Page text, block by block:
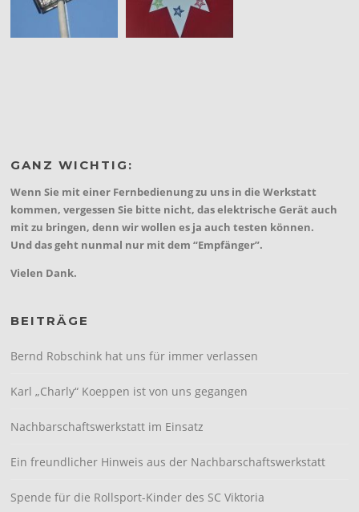
GANZ WICHTIG:
Wenn Sie mit einer Fernbedienung zu uns in die Werkstatt
kommen, vergessen Sie bitte nicht, das elektrische Gerät auch
mit zu bringen, denn wir wollen es ja auch testen können.
Und das geht nunmal nur mit dem “Empfänger”.
Vielen Dank.
BEITRÄGE
Bernd Robschink hat uns für immer verlassen
Karl „Charly“ Koeppen ist von uns gegangen
Nachbarschaftswerkstatt im Einsatz
Ein freundlicher Hinweis aus der Nachbarschaftswerkstatt
Spende für die Rollsport-Kinder des SC Viktoria